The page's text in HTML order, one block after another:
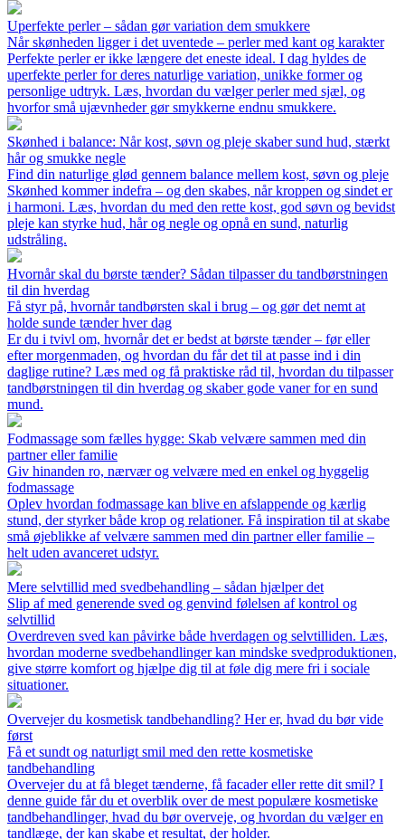
Uperfekte perler – sådan gør variation dem smukkere
Når skønheden ligger i det uventede – perler med kant og karakter
Perfekte perler er ikke længere det eneste ideal. I dag hyldes de
uperfekte perler for deres naturlige variation, unikke former og
personlige udtryk. Læs, hvordan du vælger perler med sjæl, og
hvorfor små ujævnheder gør smykkerne endnu smukkere.
Skønhed i balance: Når kost, søvn og pleje skaber sund hud, stærkt
hår og smukke negle
Find din naturlige glød gennem balance mellem kost, søvn og pleje
Skønhed kommer indefra – og den skabes, når kroppen og sindet er
i harmoni. Læs, hvordan du med den rette kost, god søvn og bevidst
pleje kan styrke hud, hår og negle og opnå en sund, naturlig
udstråling.
Hvornår skal du børste tænder? Sådan tilpasser du tandbørstningen
til din hverdag
Få styr på, hvornår tandbørsten skal i brug – og gør det nemt at
holde sunde tænder hver dag
Er du i tvivl om, hvornår det er bedst at børste tænder – før eller
efter morgenmaden, og hvordan du får det til at passe ind i din
daglige rutine? Læs med og få praktiske råd til, hvordan du tilpasser
tandbørstningen til din hverdag og skaber gode vaner for en sund
mund.
Fodmassage som fælles hygge: Skab velvære sammen med din
partner eller familie
Giv hinanden ro, nærvær og velvære med en enkel og hyggelig
fodmassage
Oplev hvordan fodmassage kan blive en afslappende og kærlig
stund, der styrker både krop og relationer. Få inspiration til at skabe
små øjeblikke af velvære sammen med din partner eller familie –
helt uden avanceret udstyr.
Mere selvtillid med svedbehandling – sådan hjælper det
Slip af med generende sved og genvind følelsen af kontrol og
selvtillid
Overdreven sved kan påvirke både hverdagen og selvtilliden. Læs,
hvordan moderne svedbehandlinger kan mindske svedproduktionen,
give større komfort og hjælpe dig til at føle dig mere fri i sociale
situationer.
Overvejer du kosmetisk tandbehandling? Her er, hvad du bør vide
først
Få et sundt og naturligt smil med den rette kosmetiske
tandbehandling
Overvejer du at få bleget tænderne, få facader eller rette dit smil? I
denne guide får du et overblik over de mest populære kosmetiske
tandbehandlinger, hvad du bør overveje, og hvordan du vælger en
tandlæge, der kan skabe et resultat, der holder.